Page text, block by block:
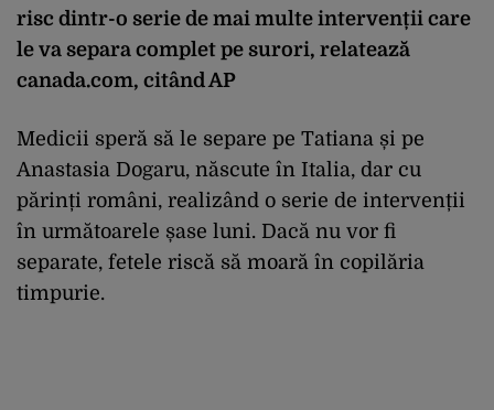
risc dintr-o serie de mai multe intervenții care
le va separa complet pe surori, relatează
canada.com, citând AP
Medicii speră să le separe pe Tatiana și pe
Anastasia Dogaru, născute în Italia, dar cu
părinți români, realizând o serie de intervenții
în următoarele șase luni. Dacă nu vor fi
separate, fetele riscă să moară în copilăria
timpurie.